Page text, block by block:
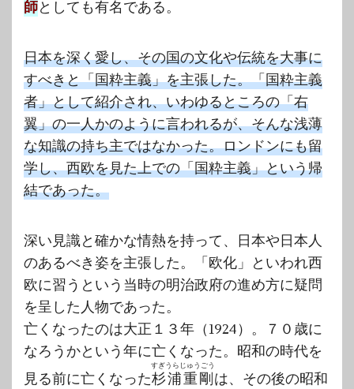
師としても有名である。
日本を深く愛し、その国の文化や伝統を大事に
すべきと「国粋主義」を主張した。「国粋主義
者」として紹介され、いわゆるところの「右
翼」の一人かのように言われるが、そんな浅薄
な知識の持ち主ではなかった。ロンドンにも留
学し、西欧を見た上での「国粋主義」という帰
結であった。
深い見識と確かな情熱を持って、日本や日本人
のあるべき姿を主張した。「欧化」といわれ西
欧に習うという当時の明治政府の進め方に疑問
を呈した人物であった。
亡くなったのは大正１３年（1924）。７０歳に
なろうかという年に亡くなった。昭和の時代を
見る前に亡くなった杉浦重剛
すぎうらじゅうごう
は、その後の昭和